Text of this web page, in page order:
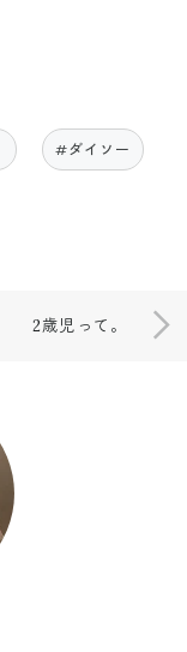
#ダイソー
2歳児って。